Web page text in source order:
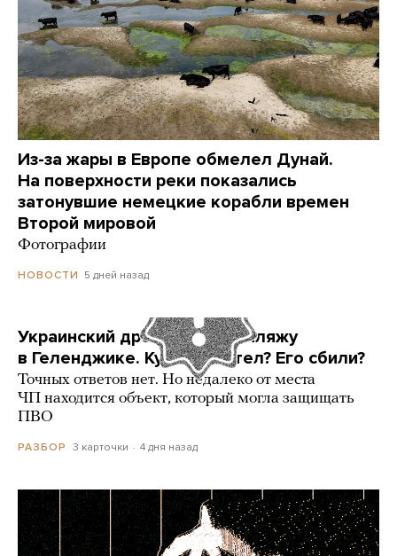
Из-за жары в Европе обмелел Дунай.
На поверхности реки показались
затонувшие немецкие корабли времен
Второй мировой
Фотографии
НОВОСТИ 5 дней назад
Украинский дрон попал по пляжу
в Геленджике. Куда он летел? Его сбили?
Точных ответов нет. Но недалеко от места
ЧП находится объект, который могла защищать
ПВО
РАЗБОР 3 карточки 4 дня назад